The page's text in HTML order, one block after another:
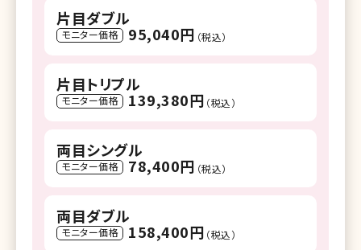
片目ダブル
モニター価格 95,040円 （税込）
片目トリプル
モニター価格 139,380円 （税込）
両目シングル
モニター価格 78,400円 （税込）
両目ダブル
モニター価格 158,400円 （税込）